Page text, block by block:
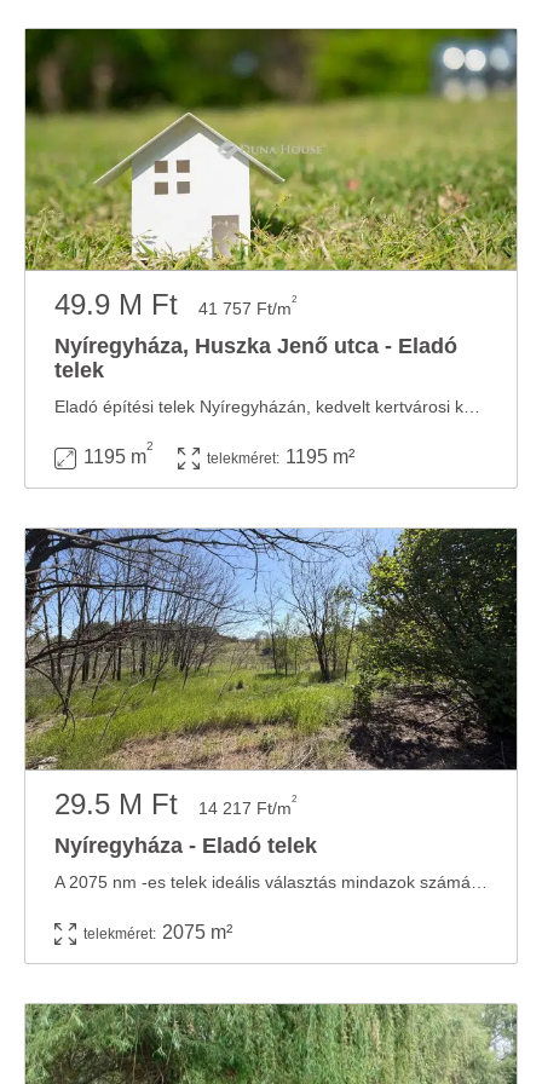
49.9 M Ft 41 757 Ft/m2
Nyíregyháza, Huszka Jenő utca - Eladó
telek
1195 m
2
telekméret: 1195 m²
29.5 M Ft 14 217 Ft/m2
Nyíregyháza - Eladó telek
telekméret: 2075 m²